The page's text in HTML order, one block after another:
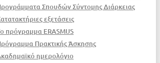
Σπουδών Σύντομης Διάρκειας
εξετάσεις
πρόγραμμα ERASMUS
Πρακτικής Άσκησης
ημερολόγιο